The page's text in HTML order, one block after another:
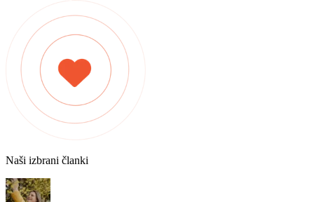
Naši izbrani članki